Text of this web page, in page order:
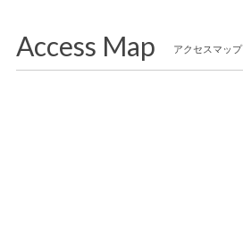
Access Map アクセスマップ